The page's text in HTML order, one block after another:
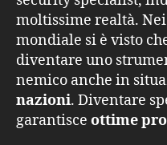
moltissime realtà.
mondiale si è visto
diventare uno
nemico anche in
nazioni. Diventare
garantisce ottime